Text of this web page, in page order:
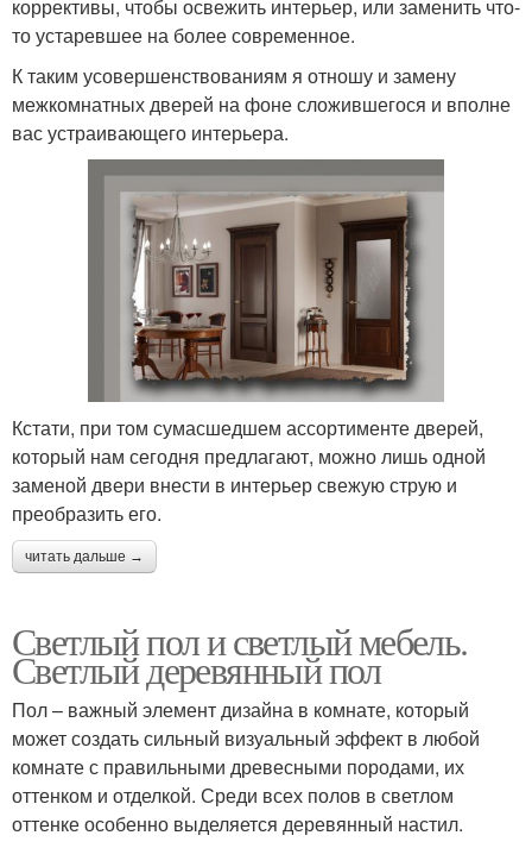
коррективы, чтобы освежить интерьер, или заменить что-
то устаревшее на более современное.
К таким усовершенствованиям я отношу и замену
межкомнатных дверей на фоне сложившегося и вполне
вас устраивающего интерьера.
Кстати, при том сумасшедшем ассортименте дверей,
который нам сегодня предлагают, можно лишь одной
заменой двери внести в интерьер свежую струю и
преобразить его.
читать дальше →
Светлый пол и светлый мебель.
Светлый деревянный пол
Пол – важный элемент дизайна в комнате, который
может создать сильный визуальный эффект в любой
комнате с правильными древесными породами, их
оттенком и отделкой. Среди всех полов в светлом
оттенке особенно выделяется деревянный настил.